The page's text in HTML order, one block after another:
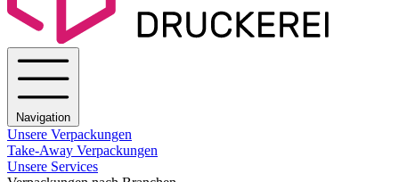
Navigation
Unsere Verpackungen
Take-Away Verpackungen
Unsere Services